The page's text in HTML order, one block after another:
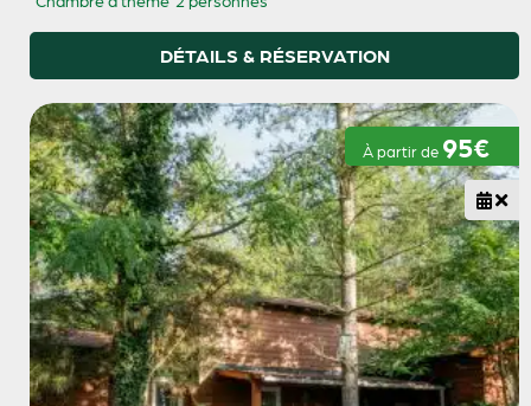
DÉTAILS & RÉSERVATION
À partir de 95€